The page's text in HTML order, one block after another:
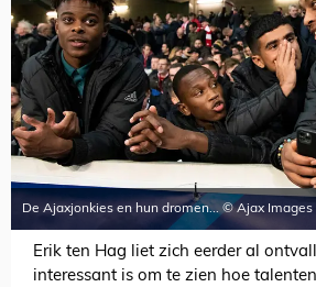
De Ajaxjonkies en hun dromen... © Ajax Images
Erik ten Hag liet zich eerder al
interessant is om te zien hoe